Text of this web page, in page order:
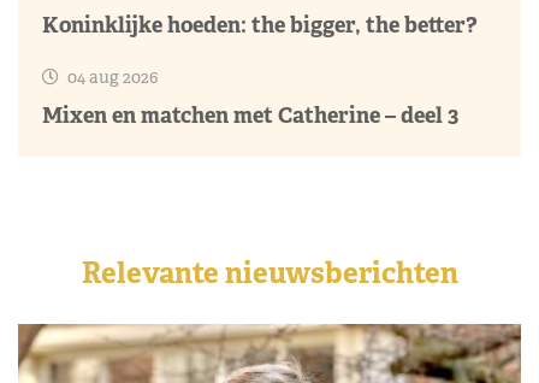
Koninklijke hoeden: the bigger, the better?
04 aug 2026
Mixen en matchen met Catherine – deel 3
Relevante nieuwsberichten